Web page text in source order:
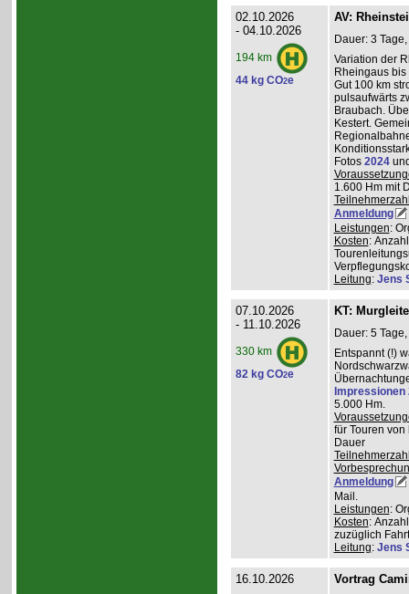
02.10.2026
- 04.10.2026
194 km
44 kg CO2e
AV:
Dauer: 3
Variation der
Rheingaus
Gut 100 km
pulsaufwärts
Braubach.
Kestert.
Fotos 2024
1.600 Hm mit
Anmeldung
Leistungen:
Kosten:
Leitung: Jens
07.10.2026
- 11.10.2026
330 km
82 kg CO2e
KT:
Dauer: 5
Entspannt (!)
Impressionen
5.000 Hm.
für Touren
Dauer
Anmeldung
Mail.
Leistungen:
Kosten:
zuzüglich
Leitung: Jens
16.10.2026 Vortrag